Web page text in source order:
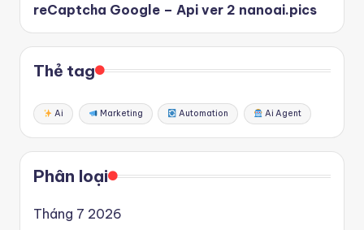
reCaptcha Google – Api ver 2 nanoai.pics
Thẻ tag
Ai Marketing Automation Ai Agent
Phân loại
Tháng 7 2026